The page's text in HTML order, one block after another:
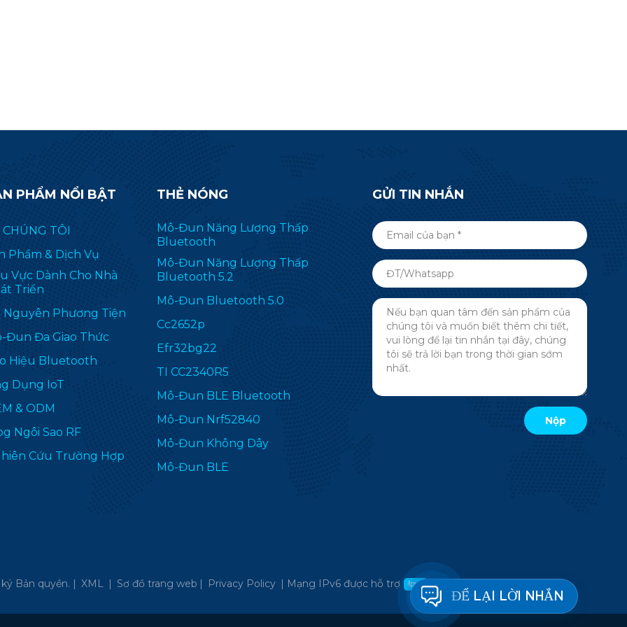
PHẨM NỔI BẬT
CHÚNG TÔI
Phẩm & Dịch Vụ
Vực Dành Cho Nhà
Triển
Nguyên Phương Tiện
Đun Đa Giao Thức
Hiệu Bluetooth
Dụng IoT
& ODM
Ngôi Sao RF
Cứu Trường Hợp
THẺ NÓNG
Mô-Đun Năng Lượng Thấp
Bluetooth
Mô-Đun Năng Lượng Thấp
Bluetooth 5.2
Mô-Đun Bluetooth 5.0
Cc2652p
Efr32bg22
TI CC2340R5
Mô-Đun BLE Bluetooth
Mô-Đun Nrf52840
Mô-Đun Không Dây
Mô-Đun BLE
GỬI TIN NHẮN
Bản quyền. | XML | Sơ đồ trang web | Privacy Policy | Mạng IPv6 được hỗ trợ
ĐỂ LẠI LỜI NHẮN